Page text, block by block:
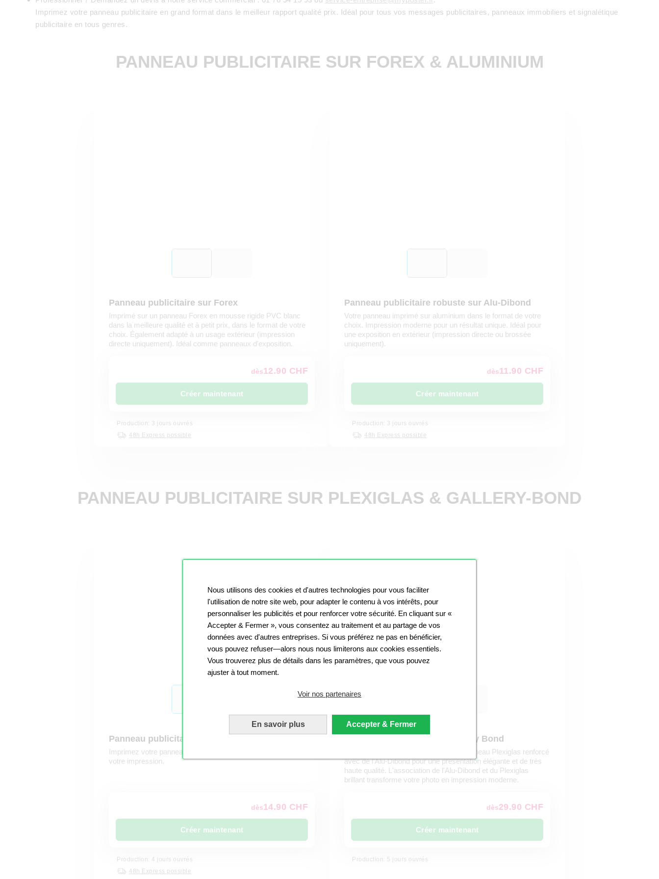
Nous utilisons des cookies et d'autres technologies pour vous faciliter
l'utilisation de notre site web, pour adapter le contenu à vos intérêts, pour
personnaliser les publicités et pour renforcer votre sécurité. En cliquant sur «
Accepter & Fermer », vous consentez au traitement et au partage de vos
données avec d'autres entreprises. Si vous préférez ne pas en bénéficier,
vous pouvez refuser—alors nous nous limiterons aux cookies essentiels.
Vous trouverez plus de détails dans les paramètres, que vous pouvez
ajuster à tout moment.
Voir nos partenaires
En savoir plus Accepter & Fermer
Imprimez votre panneau publicitaire en grand format dans le meilleur rapport qualité prix. Idéal pour tous vos messages publicitaires, panneaux immobiliers et signalétique
publicitaire en tous genres.
PANNEAU PUBLICITAIRE SUR FOREX & ALUMINIUM
Panneau publicitaire sur Forex
Imprimé sur un panneau Forex en mousse rigide PVC blanc
dans la meilleure qualité et à petit prix, dans le format de votre
choix. Également adapté à un usage extérieur (impression
directe uniquement). Idéal comme panneaux d'exposition.
dès12.90 CHF
Créer maintenant
Production: 3 jours ouvrés
48h Express possible
Panneau publicitaire robuste sur Alu-Dibond
Votre panneau imprimé sur aluminium dans le format de votre
choix. Impression moderne pour un résultat unique. Idéal pour
une exposition en extérieur (impression directe ou brossée
uniquement).
dès11.90 CHF
Créer maintenant
Production: 3 jours ouvrés
48h Express possible
PANNEAU PUBLICITAIRE SUR PLEXIGLAS & GALLERY-BOND
Panneau publicitaire sur Plexiglas
Imprimez votre panneau sur Plexiglas et offrez un reflet brillant à
votre impression.
dès14.90 CHF
Créer maintenant
Production: 4 jours ouvrés
48h Express possible
Panneau publicitaire sur Gallery Bond
Votre photo est imprimée derrière un panneau Plexiglas renforcé
avec de l'Alu-Dibond pour une présentation élégante et de très
haute qualité. L'association de l'Alu-Dibond et du Plexiglas
brillant transforme votre photo en impression moderne.
dès29.90 CHF
Créer maintenant
Production: 5 jours ouvrés